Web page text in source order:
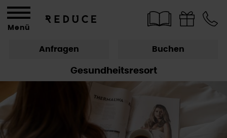
Gesundheitsresort
Anfragen Buchen
Menü